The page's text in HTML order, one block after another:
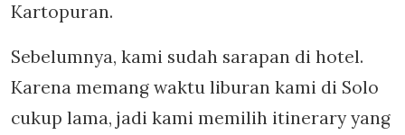
Kartopuran.
Sebelumnya, kami sudah sarapan di hotel.
Karena memang waktu liburan kami di Solo
cukup lama, jadi kami memilih itinerary yang